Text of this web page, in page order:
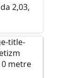
2,03,
ek
derece